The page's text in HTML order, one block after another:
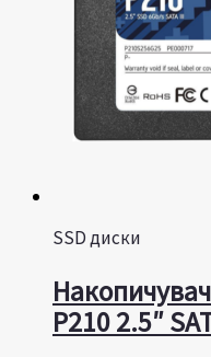
SSD диски
P210 2.5″